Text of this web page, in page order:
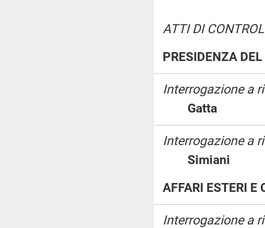
ATTI DI
PRESIDENZA
Interrogazione a
Gatta
Interrogazione a
Simiani
AFFARI ESTERI E
Interrogazione a